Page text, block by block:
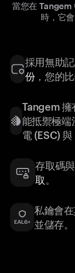
當您在
時，它
採用無助
份，您的
Tangem 擁
能抵禦極端
電 (ESC) 與
存取碼
取 。
私鑰會
並儲存。